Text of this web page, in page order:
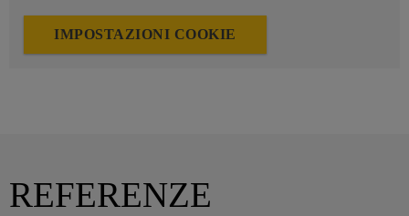
IMPOSTAZIONI COOKIE
REFERENZE